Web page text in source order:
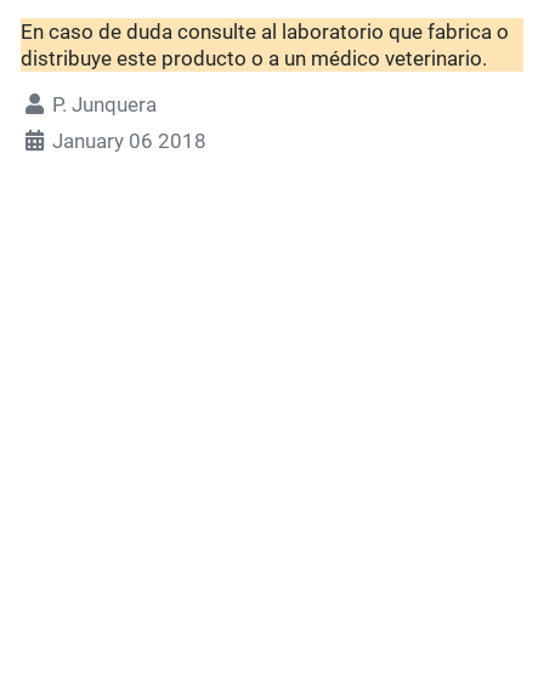
En caso de duda consulte al laboratorio que fabrica o
distribuye este producto o a un médico veterinario.
P. Junquera
January 06 2018